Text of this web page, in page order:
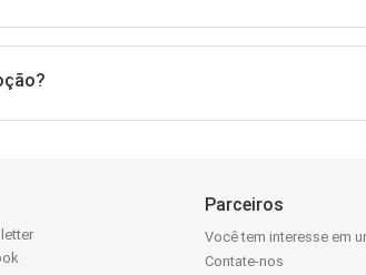
Parceiros
Você tem interesse em
Contate-nos